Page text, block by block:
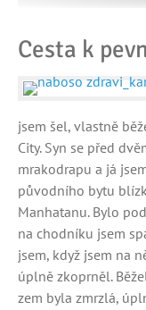
Cesta k
jsem šel, vlastně
City. Syn se před
mrakodrapu a já
původního bytu
Manhatanu. Bylo
na chodníku jsem
jsem, když jsem na
úplně zkoprněl.
zem byla zmrzlá,